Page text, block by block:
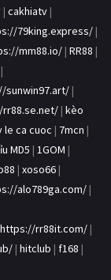
| cakhiatv |
79king.express/ |
mm88.io/ | RR88 |
|
sunwin97.art/ |
| kèo
le ca cuoc | 7mcn |
MD5 | 1GOM |
| xoso66 |
alo789ga.com/ |
https://rr88it.com/ |
| hitclub | f168 |